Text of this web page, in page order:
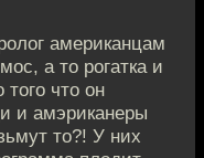
американцам
а то рогатка и
что он
и амэриканеры
то?! У них